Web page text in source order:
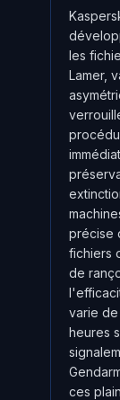
les
Lamer,
précise
fichiers
de
varie de
heures
ces